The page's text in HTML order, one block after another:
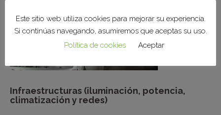
Infraestructuras (iluminación, potencia,
climatización y redes)
Este sitio web utiliza cookies para mejorar su experiencia.
Si continúas navegando, asumiremos que aceptas su uso.
Política de cookies
Aceptar